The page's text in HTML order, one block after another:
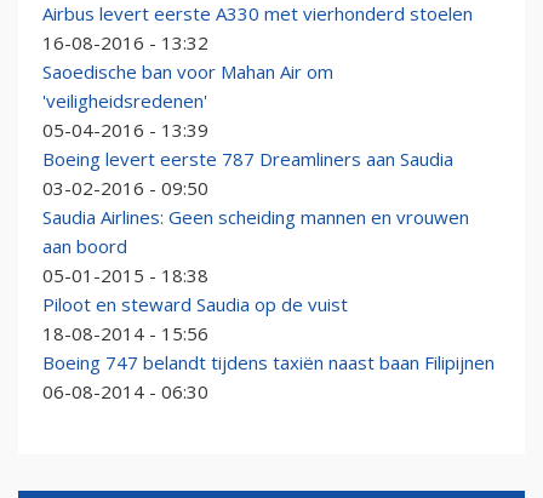
Airbus levert eerste A330 met vierhonderd stoelen
16-08-2016 - 13:32
Saoedische ban voor Mahan Air om
'veiligheidsredenen'
05-04-2016 - 13:39
Boeing levert eerste 787 Dreamliners aan Saudia
03-02-2016 - 09:50
Saudia Airlines: Geen scheiding mannen en vrouwen
aan boord
05-01-2015 - 18:38
Piloot en steward Saudia op de vuist
18-08-2014 - 15:56
Boeing 747 belandt tijdens taxiën naast baan Filipijnen
06-08-2014 - 06:30